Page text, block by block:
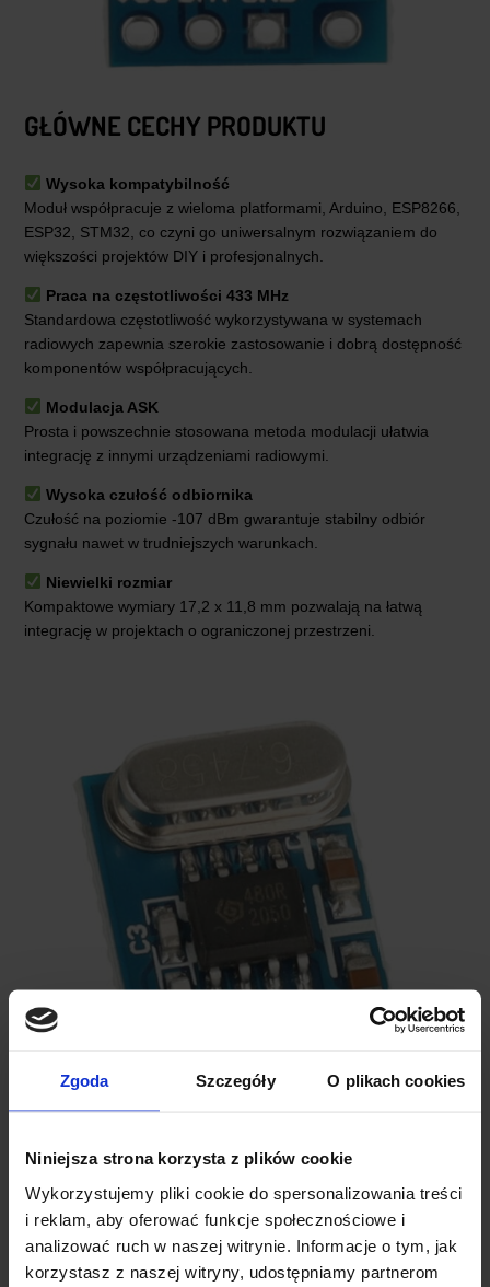
Zgoda Szczegóły O plikach cookies
Niniejsza strona korzysta z plików cookie
Wykorzystujemy pliki cookie do spersonalizowania treści
i reklam, aby oferować funkcje społecznościowe i
analizować ruch w naszej witrynie. Informacje o tym, jak
korzystasz z naszej witryny, udostępniamy partnerom
GŁÓWNE CECHY PRODUKTU
Wysoka kompatybilność
Moduł współpracuje z wieloma platformami, Arduino, ESP8266,
ESP32, STM32, co czyni go uniwersalnym rozwiązaniem do
większości projektów DIY i profesjonalnych.
Praca na częstotliwości 433 MHz
Standardowa częstotliwość wykorzystywana w systemach
radiowych zapewnia szerokie zastosowanie i dobrą dostępność
komponentów współpracujących.
Modulacja ASK
Prosta i powszechnie stosowana metoda modulacji ułatwia
integrację z innymi urządzeniami radiowymi.
Wysoka czułość odbiornika
Czułość na poziomie -107 dBm gwarantuje stabilny odbiór
sygnału nawet w trudniejszych warunkach.
Niewielki rozmiar
Kompaktowe wymiary 17,2 x 11,8 mm pozwalają na łatwą
integrację w projektach o ograniczonej przestrzeni.
SPECYFIKACJA TECHNICZNA
Układ odbiornika:SYN480R